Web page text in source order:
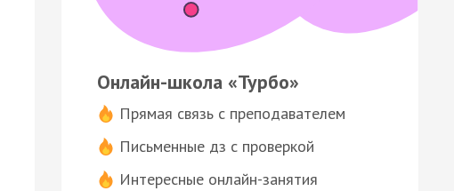
Онлайн-школа «Турбо»
Прямая связь с преподавателем
Письменные дз с проверкой
Интересные онлайн-занятия